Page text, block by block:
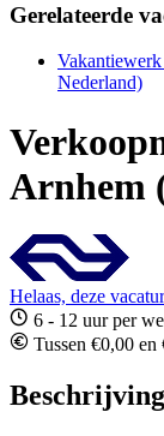
Gerelateerde
Nederland)
Arnhem
Helaas, deze
6 - 12 uur per
Tussen €0,00
Beschrijving